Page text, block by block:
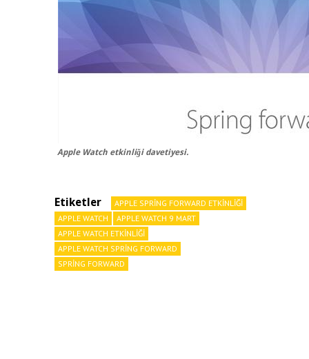
Apple Watch etkinliği davetiyesi.
Etiketler
APPLE SPRING FORWARD ETKINLIĞI
APPLE WATCH
APPLE WATCH 9 MART
APPLE WATCH ETKINLIĞI
APPLE WATCH SPRING FORWARD
SPRING FORWARD